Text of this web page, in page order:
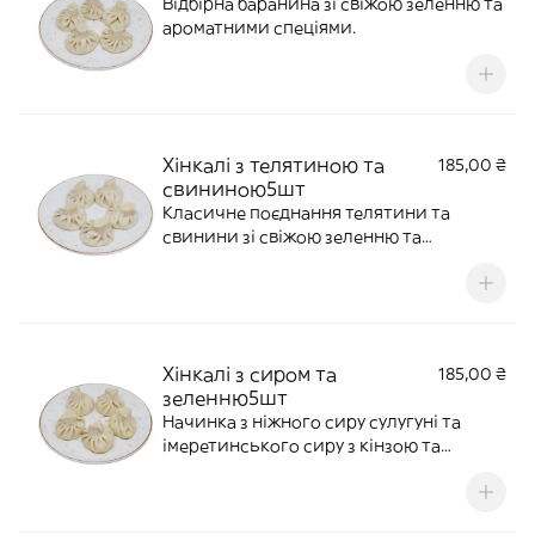
ароматними спеціями.
Хінкалі з телятиною та
свининою5шт
185,00 ₴
Класичне поєднання телятини та
свинини зі свіжою зеленню та
Хінкалі з сиром та
зеленню5шт
185,00 ₴
Начинка з ніжного сиру сулугуні та
імеретинського сиру з кінзою та